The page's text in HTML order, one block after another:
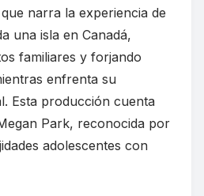
narra la experiencia de
una isla en Canadá,
familiares y forjando
enfrenta su
Esta producción cuenta
Park, reconocida por
adolescentes con